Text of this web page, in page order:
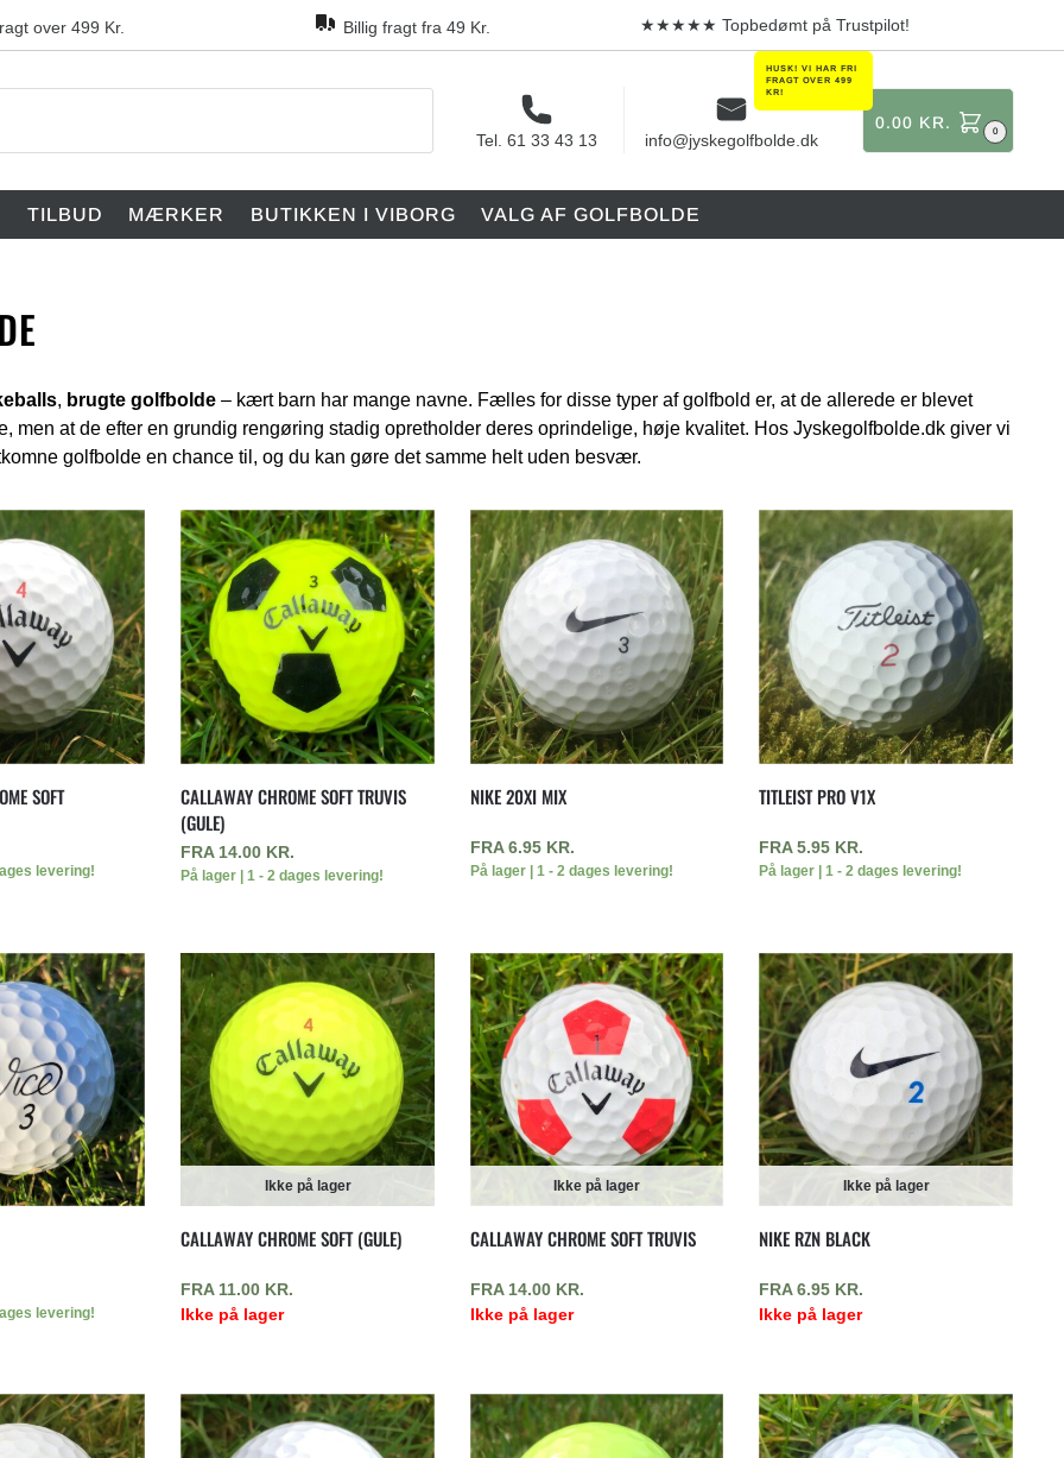
over 499 Kr. Billig fragt fra 49 Kr. ★★★★★ Topbedømt på Trustpilot!
Tel. 61 33 43 13 info@jyskegolfbolde.dk
0.00 KR. 0
TILBUD MÆRKER BUTIKKEN I VIBORG VALG AF GOLFBOLDE
, brugte golfbolde– kært barn har mange navne. Fælles for disse typer af golfbold er, at de allerede er blevet
men at de efter en grundig rengøring stadig opretholder deres oprindelige, høje kvalitet. Hos Jyskegolfbolde.dk giver vi
golfbolde en chance til, og du kan gøre det samme helt uden besvær.
SOFT
levering!
CALLAWAY CHROME SOFT TRUVIS
(GULE)
FRA 14.00 KR.
På lager | 1 - 2 dages levering!
NIKE 20XI MIX
FRA 6.95 KR.
På lager | 1 - 2 dages levering!
TITLEIST PRO V1X
FRA 5.95 KR.
På lager | 1 - 2 dages levering!
levering!
Ikke på lager
CALLAWAY CHROME SOFT (GULE)
FRA 11.00 KR.
Ikke på lager
Ikke på lager
CALLAWAY CHROME SOFT TRUVIS
FRA 14.00 KR.
Ikke på lager
Ikke på lager
NIKE RZN BLACK
FRA 6.95 KR.
Ikke på lager